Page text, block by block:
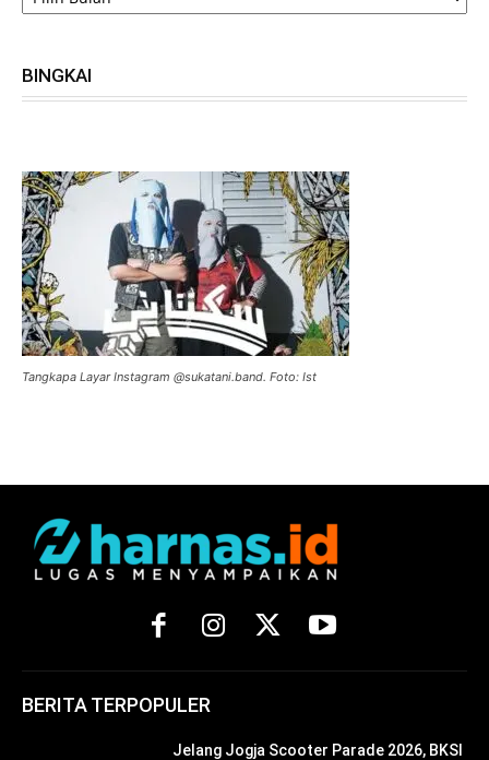
BINGKAI
Tangkapa Layar Instagram @sukatani.band. Foto: Ist
BERITA TERPOPULER
Jelang Jogja Scooter Parade 2026, BKSI